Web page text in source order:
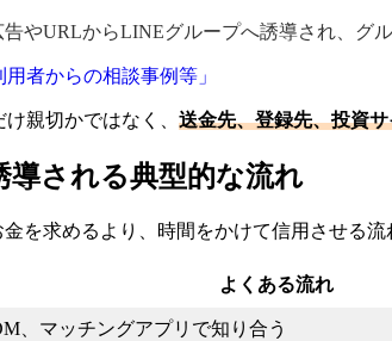
やURLからLINEグループへ誘導され、グ
者からの相談事例等」
親切かではなく、 送金先、登録先、投資
される典型的な流れ
を求めるより、時間をかけて信用させる流
よくある流れ
、マッチングアプリで知り合う